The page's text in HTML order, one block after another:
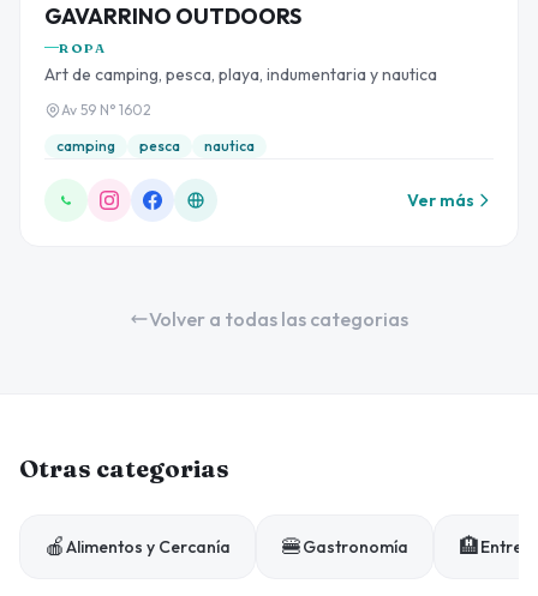
GAVARRINO OUTDOORS
ROPA
Art de camping, pesca, playa, indumentaria y nautica
Av 59 N° 1602
camping
pesca nautica
Ver más
Volver a todas las categorias
Otras categorias
🍎Alimentos y Cercanía 🍔Gastronomía 🏨